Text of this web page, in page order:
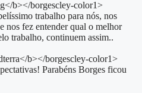
trabalho para nós, nos
nos fez entender qual o melhor
trabalho, continuem assim..
Parabéns Borges ficou